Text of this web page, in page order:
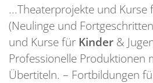
...Theaterprojekte und Kurse
(Neulinge und
und Kurse für Kinder &
Professionelle Produktionen
Übertiteln. – Fortbildungen